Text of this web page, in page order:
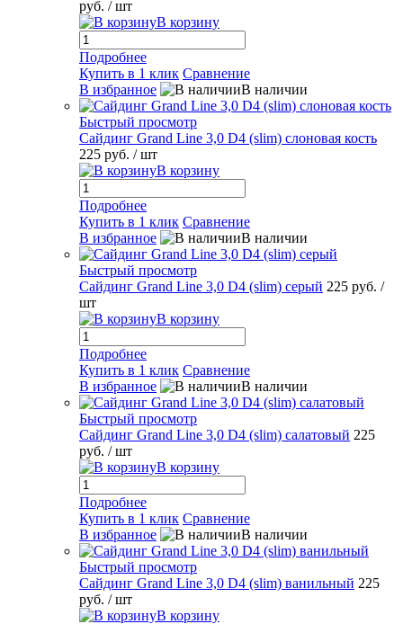
руб. / шт
В корзину
Подробнее
Купить в 1 клик Сравнение
В избранное
В наличии
Быстрый просмотр
Сайдинг Grand Line 3,0 D4 (slim) слоновая кость
225 руб. / шт
В корзину
Подробнее
Купить в 1 клик Сравнение
В избранное
В наличии
Быстрый просмотр
Сайдинг Grand Line 3,0 D4 (slim) серый 225 руб. /
шт
В корзину
Подробнее
Купить в 1 клик Сравнение
В избранное
В наличии
Быстрый просмотр
Сайдинг Grand Line 3,0 D4 (slim) салатовый 225
руб. / шт
В корзину
Подробнее
Купить в 1 клик Сравнение
В избранное
В наличии
Быстрый просмотр
Сайдинг Grand Line 3,0 D4 (slim) ванильный 225
руб. / шт
В корзину